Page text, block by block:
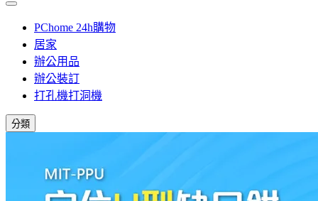
PChome 24h購物
居家
辦公用品
辦公裝訂
打孔機打洞機
分類